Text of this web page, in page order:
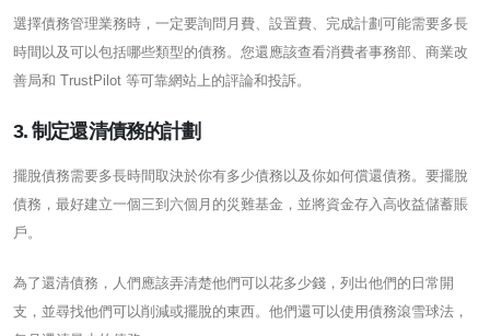
選擇債務管理業務時，一定要詢問月費、設置費、完成計劃可能需要多長
時間以及可以包括哪些類型的債務。您還應該查看消費者事務部、商業改
善局和 TrustPilot 等可靠網站上的評論和投訴。
3. 制定還清債務的計劃
擺脫債務需要多長時間取決於你有多少債務以及你如何償還債務。要擺脫
債務，最好建立一個三到六個月的災難基金，並將資金存入高收益儲蓄賬
戶。
為了還清債務，人們應該弄清楚他們可以花多少錢，列出他們的日常開
支，並尋找他們可以削減或擺脫的東西。他們還可以使用債務滾雪球法，